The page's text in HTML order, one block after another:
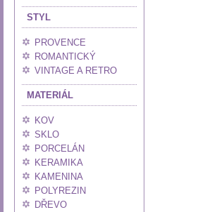
STYL
PROVENCE
ROMANTICKÝ
VINTAGE A RETRO
MATERIÁL
KOV
SKLO
PORCELÁN
KERAMIKA
KAMENINA
POLYREZIN
DŘEVO